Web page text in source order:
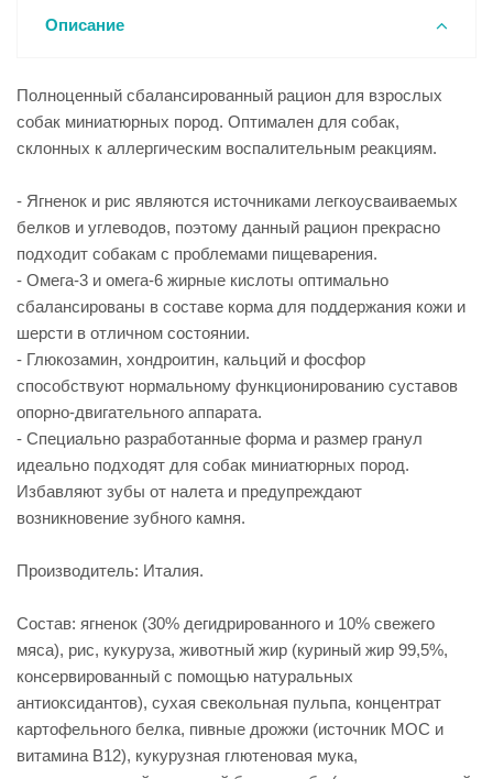
Описание
Полноценный сбалансированный рацион для взрослых
собак миниатюрных пород. Оптимален для собак,
склонных к аллергическим воспалительным реакциям.
- Ягненок и рис являются источниками легкоусваиваемых
белков и углеводов, поэтому данный рацион прекрасно
подходит собакам с проблемами пищеварения.
- Омега-3 и омега-6 жирные кислоты оптимально
сбалансированы в составе корма для поддержания кожи и
шерсти в отличном состоянии.
- Глюкозамин, хондроитин, кальций и фосфор
способствуют нормальному функционированию суставов
опорно-двигательного аппарата.
- Специально разработанные форма и размер гранул
идеально подходят для собак миниатюрных пород.
Избавляют зубы от налета и предупреждают
возникновение зубного камня.
Производитель: Италия.
Состав: ягненок (30% дегидрированного и 10% свежего
мяса), рис, кукуруза, животный жир (куриный жир 99,5%,
консервированный с помощью натуральных
антиоксидантов), сухая свекольная пульпа, концентрат
картофельного белка, пивные дрожжи (источник МОС и
витамина B12), кукурузная глютеновая мука,